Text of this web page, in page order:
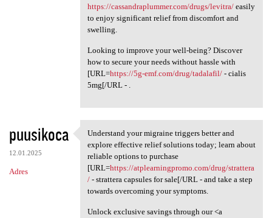
https://cassandraplummer.com/drugs/levitra/easily
to enjoy significant relief from discomfort and
swelling.
Looking to improve your well-being? Discover
how to secure your needs without hassle with
[URL=https://5g-emf.com/drug/tadalafil/- cialis
5mg[/URL - .
puusikoca
12.01.2025
Adres
Understand your migraine
Understand your migraine triggers better and
explore effective relief solutions today; learn about
reliable options to purchase
[URL=https://atplearningpromo.com/drug/strattera
/- strattera capsules for sale[/URL - and take a step
towards overcoming your symptoms.
Unlock exclusive savings through our <a